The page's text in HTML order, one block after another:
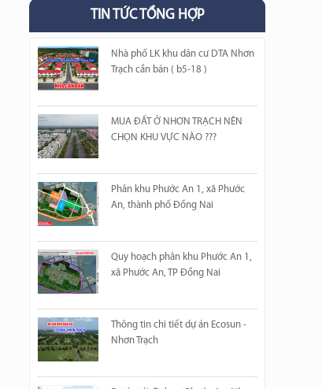
TIN TỨC TỔNG HỢP
Nhà phố LK khu dân cư DTA Nhơn
Trạch cần bán ( b5-18 )
MUA ĐẤT Ở NHƠN TRẠCH NÊN
CHỌN KHU VỰC NÀO ???
Phân khu Phước An 1, xã Phước
An, thành phố Đồng Nai
Quy hoạch phân khu Phước An 1,
xã Phước An, TP Đồng Nai
Thông tin chi tiết dự án Ecosun -
Nhơn Trạch